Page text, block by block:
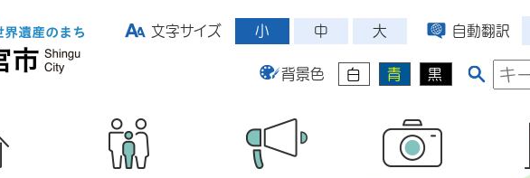
文字サイズ
小 中 大 自動翻訳
背景色 白 青 黒